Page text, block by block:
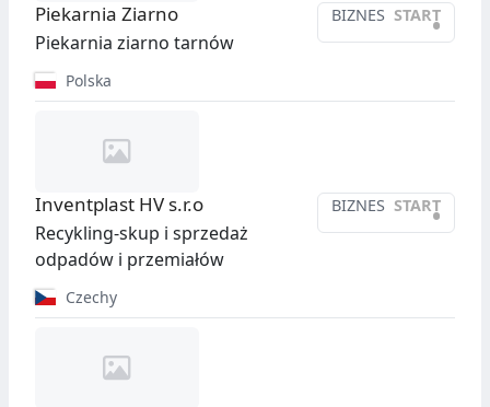
BIZNES START
•
Piekarnia Ziarno
Piekarnia ziarno tarnów
Polska
BIZNES START
•
Inventplast HV s.r.o
Recykling-skup i sprzedaż
odpadów i przemiałów
Czechy